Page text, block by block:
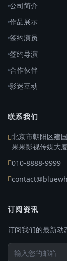
公司简介
作品展示
签约演员
签约导演
合作伙伴
影迷互动
联系我们
北京市朝阳区建
果果影视传媒大厦
010-8888-9999
订阅资讯
订阅我们的最新动